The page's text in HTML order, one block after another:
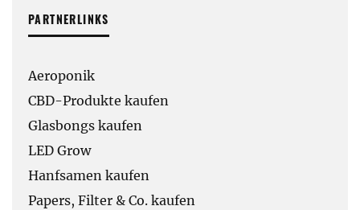
PARTNERLINKS
Aeroponik
CBD-Produkte kaufen
Glasbongs kaufen
LED Grow
Hanfsamen kaufen
Papers, Filter & Co. kaufen